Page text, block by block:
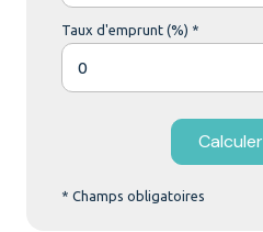
Taux d'emprunt (%) *
Calculer
* Champs obligatoires